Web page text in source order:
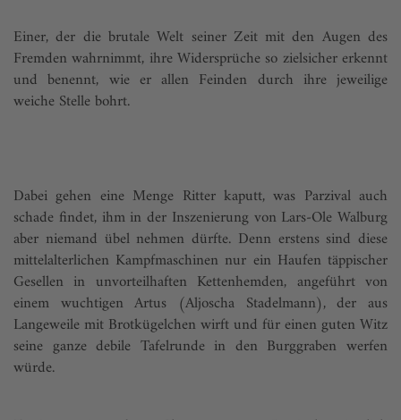
Einer, der die brutale Welt seiner Zeit mit den Augen des
Fremden wahrnimmt, ihre Widersprüche so zielsicher erkennt
und benennt, wie er allen Feinden durch ihre jeweilige
weiche Stelle bohrt.
Dabei gehen eine Menge Ritter kaputt, was Parzival auch
schade findet, ihm in der Inszenierung von Lars-Ole Walburg
aber niemand übel nehmen dürfte. Denn erstens sind diese
mittelalterlichen Kampfmaschinen nur ein Haufen täppischer
Gesellen in unvorteilhaften Kettenhemden, angeführt von
einem wuchtigen Artus (Aljoscha Stadelmann), der aus
Lange­weile mit Brotkügelchen wirft und für einen guten Witz
seine ganze debile Tafelrunde in den Burggraben werfen
würde.